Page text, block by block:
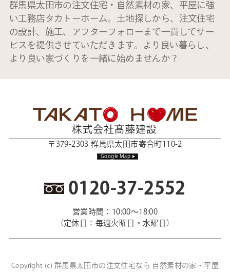
群馬県太田市の注文住宅・自然素材の家、平屋に強
い工務店タカトーホーム。土地探しから、注文住宅
の設計、施工、アフターフォローまで一貫してサー
ビスを提供させていただきます。より良い暮らし、
より良い家づくりを一緒に始めませんか？
〒379-2303 群馬県太田市寄合町110-2
Google Map
0120-37-2552
営業時間：10:00～18:00
（定休日：毎週火曜日・水曜日）
Copyright (c) 群馬県太田市の注文住宅なら 自然素材の家・平屋